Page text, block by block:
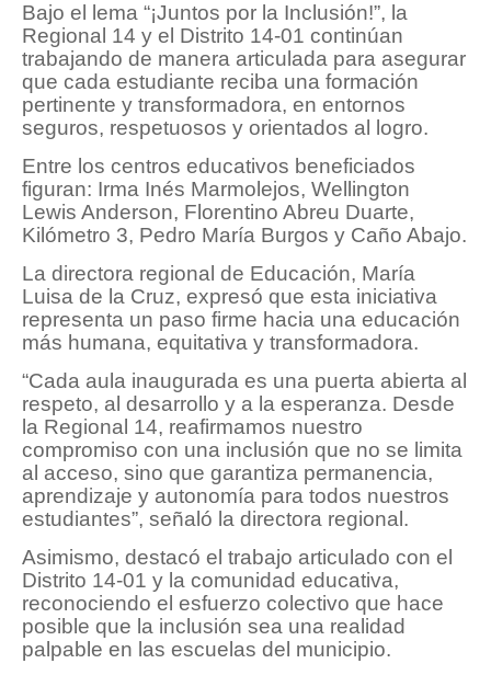
Bajo el lema “¡Juntos por la Inclusión!”, la
Regional 14 y el Distrito 14-01 continúan
trabajando de manera articulada para asegurar
que cada estudiante reciba una formación
pertinente y transformadora, en entornos
seguros, respetuosos y orientados al logro.
Entre los centros educativos beneficiados
figuran: Irma Inés Marmolejos, Wellington
Lewis Anderson, Florentino Abreu Duarte,
Kilómetro 3, Pedro María Burgos y Caño Abajo.
La directora regional de Educación, María
Luisa de la Cruz, expresó que esta iniciativa
representa un paso firme hacia una educación
más humana, equitativa y transformadora.
“Cada aula inaugurada es una puerta abierta al
respeto, al desarrollo y a la esperanza. Desde
la Regional 14, reafirmamos nuestro
compromiso con una inclusión que no se limita
al acceso, sino que garantiza permanencia,
aprendizaje y autonomía para todos nuestros
estudiantes”, señaló la directora regional.
Asimismo, destacó el trabajo articulado con el
Distrito 14-01 y la comunidad educativa,
reconociendo el esfuerzo colectivo que hace
posible que la inclusión sea una realidad
palpable en las escuelas del municipio.